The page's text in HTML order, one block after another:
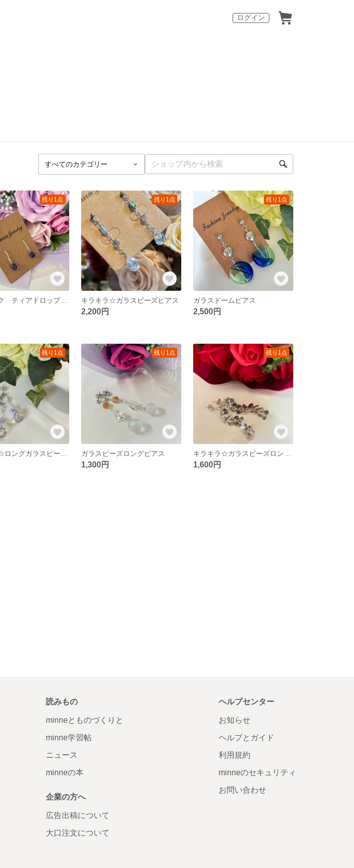
ログイン
残り1点
樹脂フック ティアドロップチェコガラスピアス
残り1点
キラキラ☆ガラスビーズピアス
2,200円
残り1点
ガラスドームピアス
2,500円
残り1点 残り1点
ガラスビーズロングピアス
1,300円
残り1点
1,600円
読みもの
minneとものづくりと
minne学習帖
ニュース
minneの本
企業の方へ
広告出稿について
大口注文について
ヘルプセンター
お知らせ
ヘルプとガイド
利用規約
minneのセキュリティ
お問い合わせ